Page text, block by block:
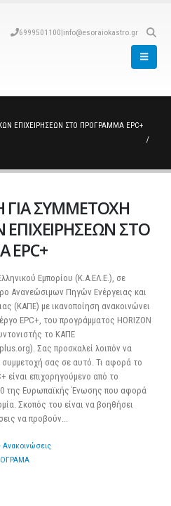
6999501100|info@esoraiokastro.gr
ΕΠΙΧΕΙΡΗΣΕΩΝ ΣΤΟ ΠΡΟΓΡΑΜΜΑ EPC+
ΓΙΑ ΣΥΜΜΕΤΟΧΗ
ΣΤΟ
Εμπορίου (Κ.Α.ΕΛ.Ε.), σε
Ανανεώσιμων Πηγών Ενέργειας και
(ΚΑΠΕ) με ικανοποίηση ανακοινώνει
EPC+, του προγράμματος HORIZON
το ΚΑΠΕ
Σας προσκαλεί λοιπόν να
σας σε αυτό. Τι αφορά το
είναι επιχορηγούμενο από το
της Ευρωπαϊκής Ένωσης που αφορά
Σκοπός του είναι να βοηθήσει
να προβούν...
Ανακοινώσεις